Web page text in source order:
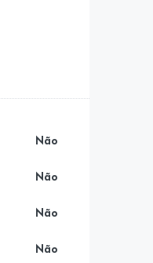
Não
Não
Não
Não